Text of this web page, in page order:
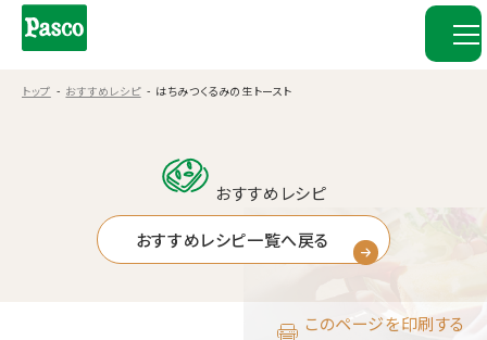
トップ おすすめレシピ はちみつくるみの生トースト
おすすめレシピ
おすすめレシピ一覧へ戻る
このページを印刷する